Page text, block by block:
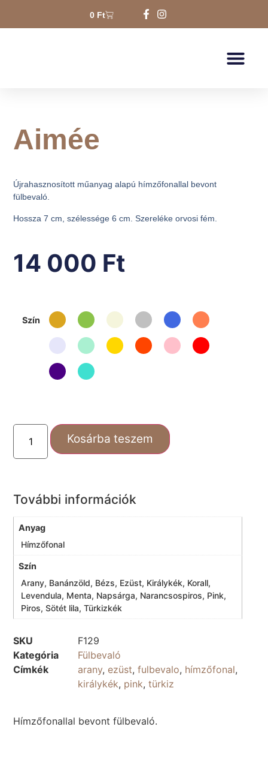
0 Ft
Aimée
Újrahasznosított műanyag alapú hímzőfonallal bevont
fülbevaló.
Hossza 7 cm, szélessége 6 cm. Szereléke orvosi fém.
14 000 Ft
Szín
Kosárba teszem
További információk
Anyag
Hímzőfonal
Szín
Arany, Banánzöld, Bézs, Ezüst, Királykék, Korall,
Levendula, Menta, Napsárga, Narancsospiros, Pink,
Piros, Sötét lila, Türkizkék
SKU
F129
Kategória
Fülbevaló
Címkék
arany, ezüst,fulbevalo, hímzőfonal,
királykék, pink,türkiz
Hímzőfonallal bevont fülbevaló.